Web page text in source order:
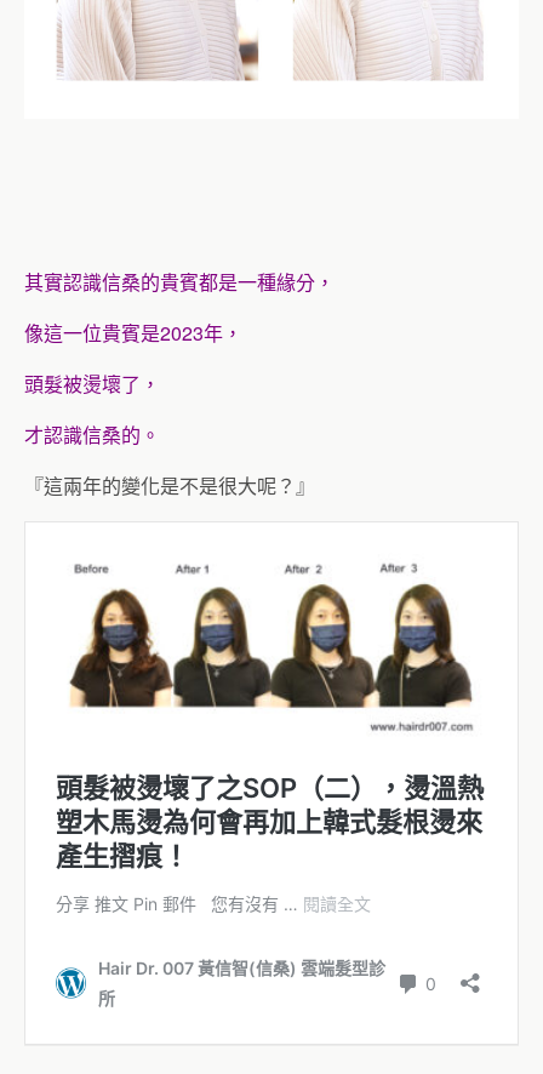
其實認識信桑的貴賓都是一種緣分，
像這一位貴賓是2023年，
頭髮被燙壞了，
才認識信桑的。
『這兩年的變化是不是很大呢？』